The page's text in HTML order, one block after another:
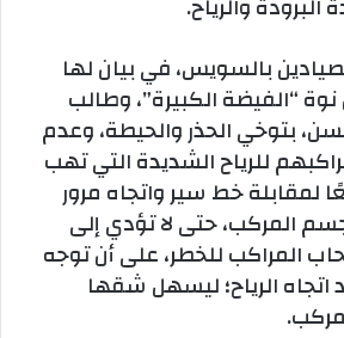
بالسويس، في بيان لها
“الفيضة الكبيرة”، وطالب
بتوخي الحذر والحيطة، وعدم
للرياح الشديدة التي تهب
لمقابلة خط سير واتجاه مرور
المركب، حتى لا تؤدي إلى
المراكب للخطر، على أن توجه
الرياح؛ ليسهل شقها